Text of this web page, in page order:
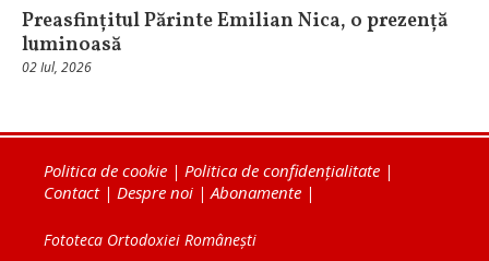
Preasfințitul Părinte Emilian Nica, o prezență
luminoasă
02 Iul, 2026
Politica de cookie | Politica de confidențialitate |
Contact| Despre noi | Abonamente |
Fototeca Ortodoxiei Românești